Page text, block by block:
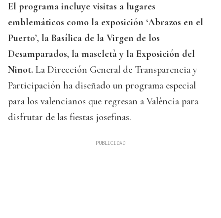
El programa incluye visitas a lugares
emblemáticos como la exposición ‘Abrazos en el
Puerto’, la Basílica de la Virgen de los
Desamparados, la mascletà y la Exposición del
Ninot. La Dirección General de Transparencia y
Participación ha diseñado un programa especial
para los valencianos que regresan a València para
disfrutar de las fiestas josefinas.